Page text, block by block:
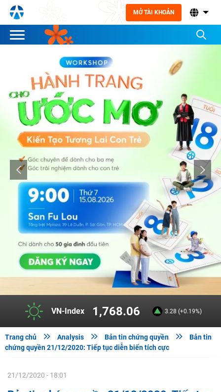
MỞ TÀI KHOẢN
VN-Index 1,768.06 3.28 (+0.19%)
Trang chủ  Analysis  Bản tin chứng quyền 
Bản tin
chứng quyền 21/12/2020: Tiếp tục diễn biến tích cực
21/12/2020 - 18:01